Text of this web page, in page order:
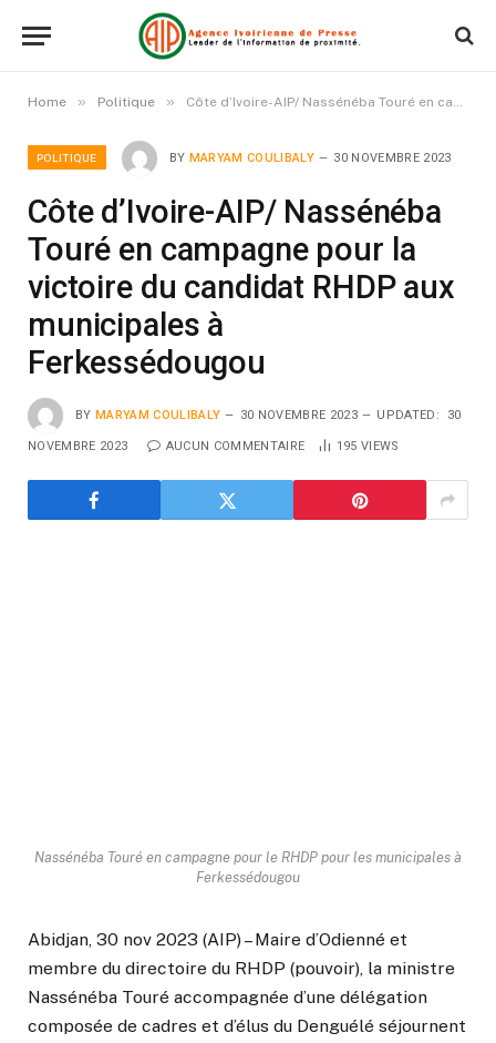
Home » Politique » Côte d’Ivoire-AIP/ Nassénéba Touré en campagne pour la victoire du candidat RHDP aux municipales à Ferkessédougou
POLITIQUE BY MARYAM COULIBALY 30 NOVEMBRE 2023
Côte d’Ivoire-AIP/ Nassénéba
Touré en campagne pour la
victoire du candidat RHDP aux
municipales à
Ferkessédougou
BY MARYAM COULIBALY 30 NOVEMBRE 2023 UPDATED: 30
NOVEMBRE 2023 AUCUN COMMENTAIRE 195 VIEWS
Nassénéba Touré en campagne pour le RHDP pour les municipales à
Ferkessédougou
Abidjan, 30 nov 2023 (AIP) – Maire d’Odienné et
membre du directoire du RHDP (pouvoir), la ministre
Nassénéba Touré accompagnée d’une délégation
composée de cadres et d’élus du Denguélé séjournent